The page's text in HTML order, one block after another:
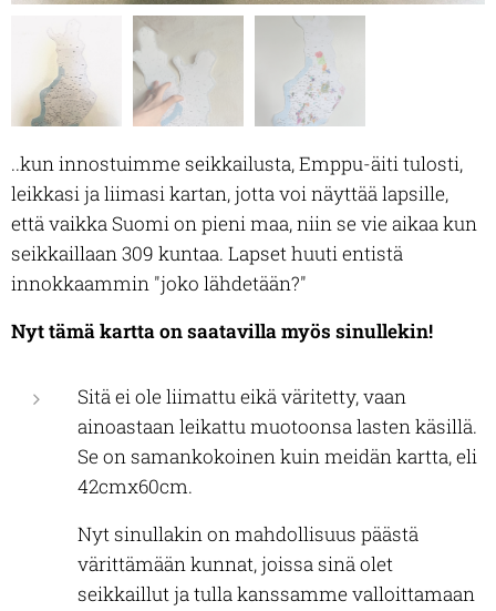
..kun innostuimme seikkailusta, Emppu-äiti tulosti,
leikkasi ja liimasi kartan, jotta voi näyttää lapsille,
että vaikka Suomi on pieni maa, niin se vie aikaa kun
seikkaillaan 309 kuntaa. Lapset huuti entistä
innokkaammin "joko lähdetään?"
Nyt tämä kartta on saatavilla myös sinullekin!
Sitä ei ole liimattu eikä väritetty, vaan
ainoastaan leikattu muotoonsa lasten käsillä.
Se on samankokoinen kuin meidän kartta, eli
42cmx60cm.
Nyt sinullakin on mahdollisuus päästä
värittämään kunnat, joissa sinä olet
seikkaillut ja tulla kanssamme valloittamaan